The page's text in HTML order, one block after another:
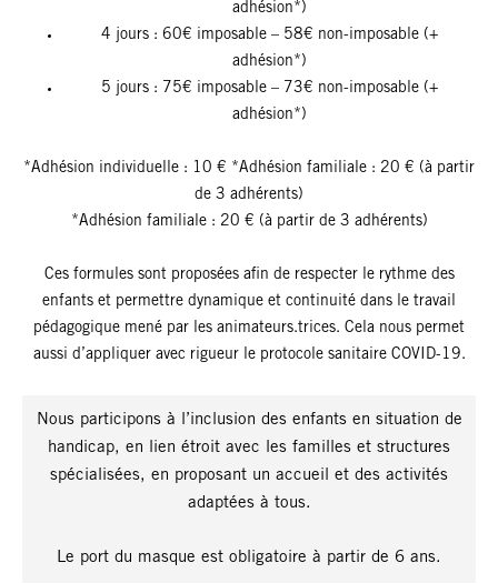
adhésion*)
4 jours : 60€ imposable – 58€ non-imposable (+
adhésion*)
5 jours : 75€ imposable – 73€ non-imposable (+
adhésion*)
*Adhésion individuelle : 10 € *Adhésion familiale : 20 € (à partir
de 3 adhérents)
*Adhésion familiale : 20 € (à partir de 3 adhérents)
Ces formules sont proposées afin de respecter le rythme des
enfants et permettre dynamique et continuité dans le travail
pédagogique mené par les animateurs.trices. Cela nous permet
aussi d’appliquer avec rigueur le protocole sanitaire COVID-19.
Nous participons à l’inclusion des enfants en situation de
handicap, en lien étroit avec les familles et structures
spécialisées, en proposant un accueil et des activités
adaptées à tous.
Le port du masque est obligatoire à partir de 6 ans.